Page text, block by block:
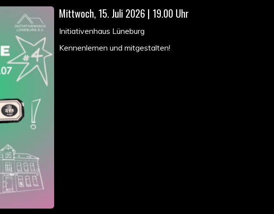
Mittwoch, 15. Juli 2026 | 19.00 Uhr
Initiativenhaus Lüneburg
Kennenlernen und mitgestalten!